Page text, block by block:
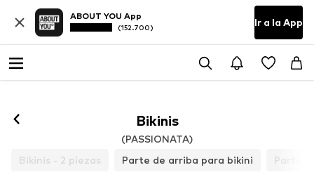
ABOUT YOU App
(152.700) Ir a la App
Bikinis
(PASSIONATA)
Bikinis - 2 piezas
Parte de arriba para bikini Parte